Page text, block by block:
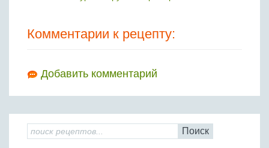
Комментарии к рецепту:
Добавить комментарий
Поиск